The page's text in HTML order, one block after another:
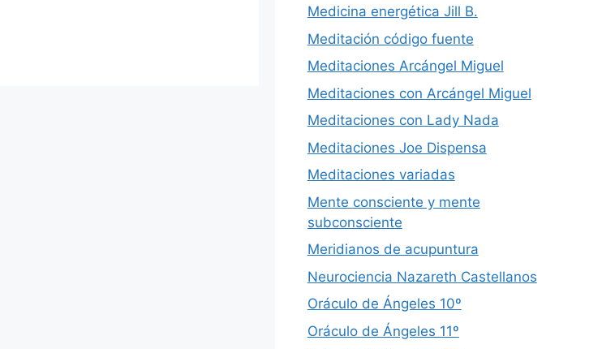
Medicina energética Jill B.
Meditación código fuente
Meditaciones Arcángel Miguel
Meditaciones con Arcángel Miguel
Meditaciones con Lady Nada
Meditaciones Joe Dispensa
Meditaciones variadas
Mente consciente y mente
subconsciente
Meridianos de acupuntura
Neurociencia Nazareth Castellanos
Oráculo de Ángeles 10º
Oráculo de Ángeles 11º